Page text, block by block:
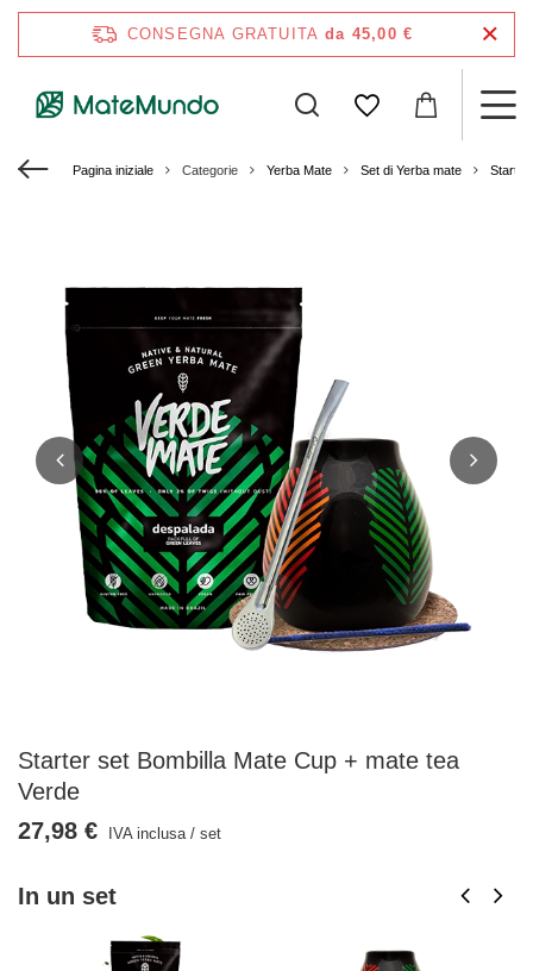
CONSEGNA GRATUITA da 45,00 €
Pagina iniziale Categorie Yerba Mate Set di Yerba mate Starter
Starter set Bombilla Mate Cup + mate tea
Verde
In un set
27,98 € IVA inclusa/ set